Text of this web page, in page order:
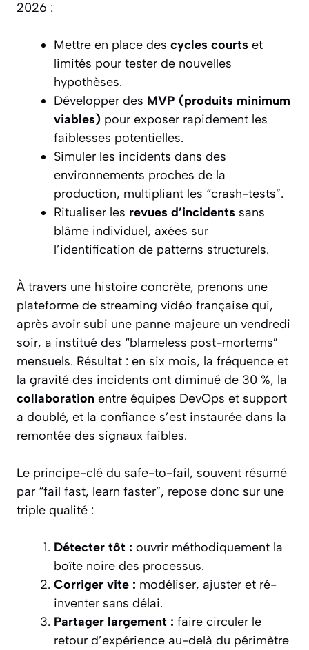
2026 :
Mettre en place des cycles courts et
limités pour tester de nouvelles
hypothèses.
Développer des MVP (produits minimum
viables) pour exposer rapidement les
faiblesses potentielles.
Simuler les incidents dans des
environnements proches de la
production, multipliant les “crash-tests”.
Ritualiser les revues d’incidents sans
blâme individuel, axées sur
l’identification de patterns structurels.
À travers une histoire concrète, prenons une
plateforme de streaming vidéo française qui,
après avoir subi une panne majeure un vendredi
soir, a institué des “blameless post-mortems”
mensuels. Résultat : en six mois, la fréquence et
la gravité des incidents ont diminué de 30 %, la
collaboration entre équipes DevOps et support
a doublé, et la confiance s’est instaurée dans la
remontée des signaux faibles.
Le principe-clé du safe-to-fail, souvent résumé
par “fail fast, learn faster”, repose donc sur une
triple qualité :
Détecter tôt : ouvrir méthodiquement la
boîte noire des processus.
Corriger vite : modéliser, ajuster et ré-
inventer sans délai.
Partager largement : faire circuler le
retour d’expérience au-delà du périmètre